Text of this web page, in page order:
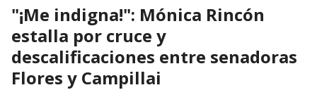
"¡Me indigna!": Mónica Rincón
estalla por cruce y
descalificaciones entre senadoras
Flores y Campillai